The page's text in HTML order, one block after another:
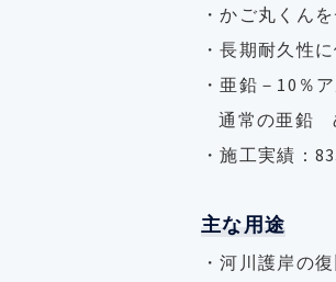
・かご丸くん
・長期耐久性
・亜鉛－10％
通常の亜鉛
・施工実績：
主な用途
・河川護岸の